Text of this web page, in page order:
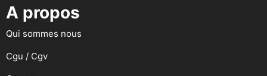
A propos
Qui sommes nous
Cgu / Cgv